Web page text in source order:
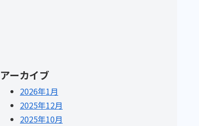
アーカイブ
2026年1月
2025年12月
2025年10月